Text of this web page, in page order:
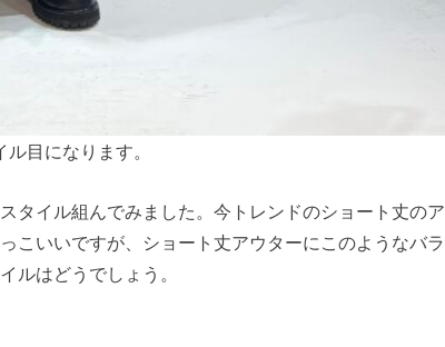
ル目になります。
タイル組んでみました。今トレンドのショート丈のア
こいいですが、ショート丈アウターにこのようなバラ
ルはどうでしょう。